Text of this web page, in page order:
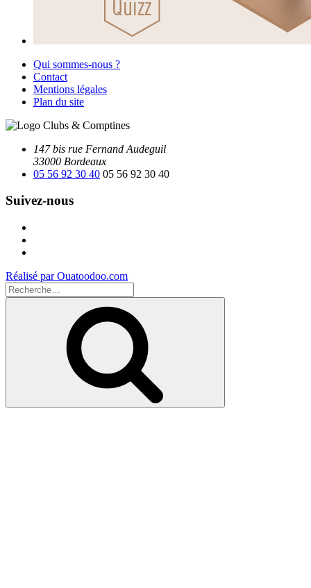
Qui sommes-nous ?
Contact
Mentions légales
Plan du site
147 bis rue Fernand Audeguil
33000 Bordeaux
05 56 92 30 40 05 56 92 30 40
Suivez-nous
Réalisé par Ouatoodoo.com
Recherche
pour